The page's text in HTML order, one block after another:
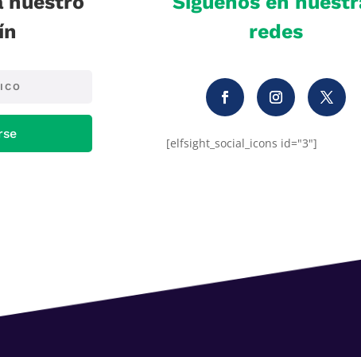
redes
[elfsight_social_icons id="3"]